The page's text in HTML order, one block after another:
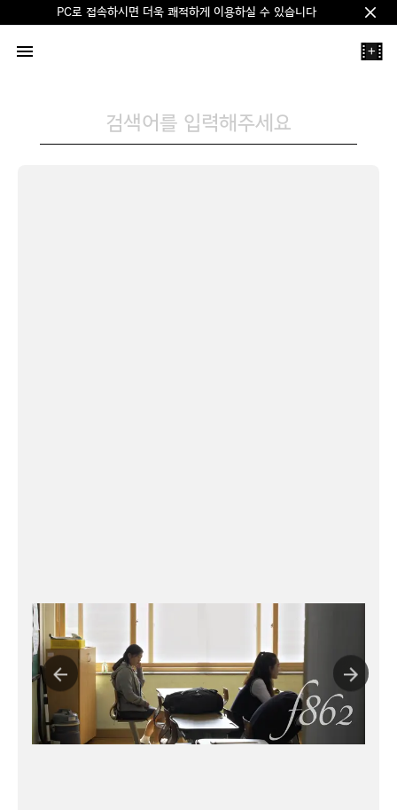
PC로 접속하시면 더욱 쾌적하게 이용하실 수 있습니다
+
검색어를 입력해주세요